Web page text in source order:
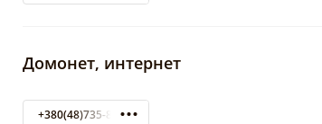
Домонет, интернет
+380(48)735-81-91